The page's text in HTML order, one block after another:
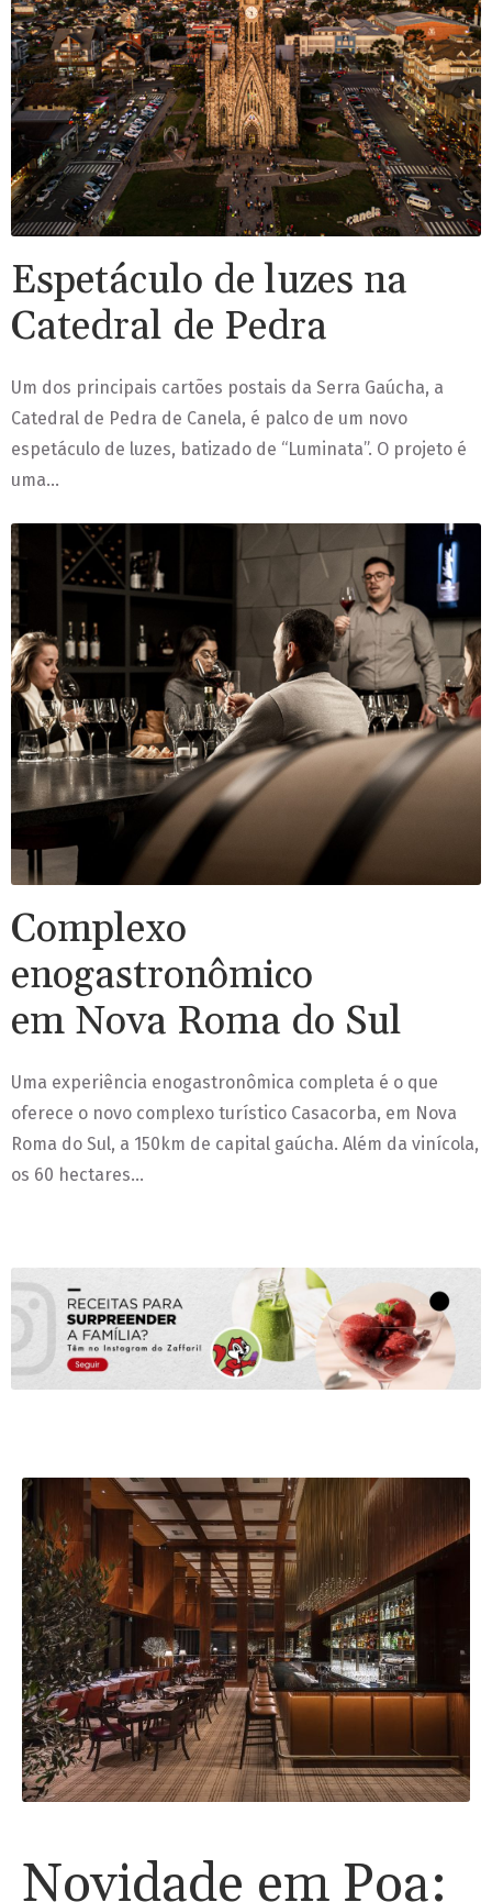
Espetáculo de luzes na
Catedral de Pedra
Um dos principais cartões postais da Serra Gaúcha, a
Catedral de Pedra de Canela, é palco de um novo
espetáculo de luzes, batizado de “Luminata”. O projeto é
uma…
Complexo
enogastronômico
em Nova Roma do Sul
Uma experiência enogastronômica completa é o que
oferece o novo complexo turístico Casacorba, em Nova
Roma do Sul, a 150km de capital gaúcha. Além da vinícola,
os 60 hectares…
Novidade em Poa: